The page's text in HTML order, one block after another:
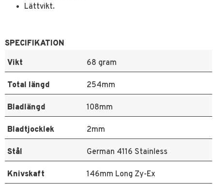
Lättvikt.
SPECIFIKATION
Vikt
68 gram
Total längd 254mm
Bladlängd 108mm
Bladtjocklek 2mm
Stål German 4116 Stainless
Knivskaft 146mm Long Zy-Ex